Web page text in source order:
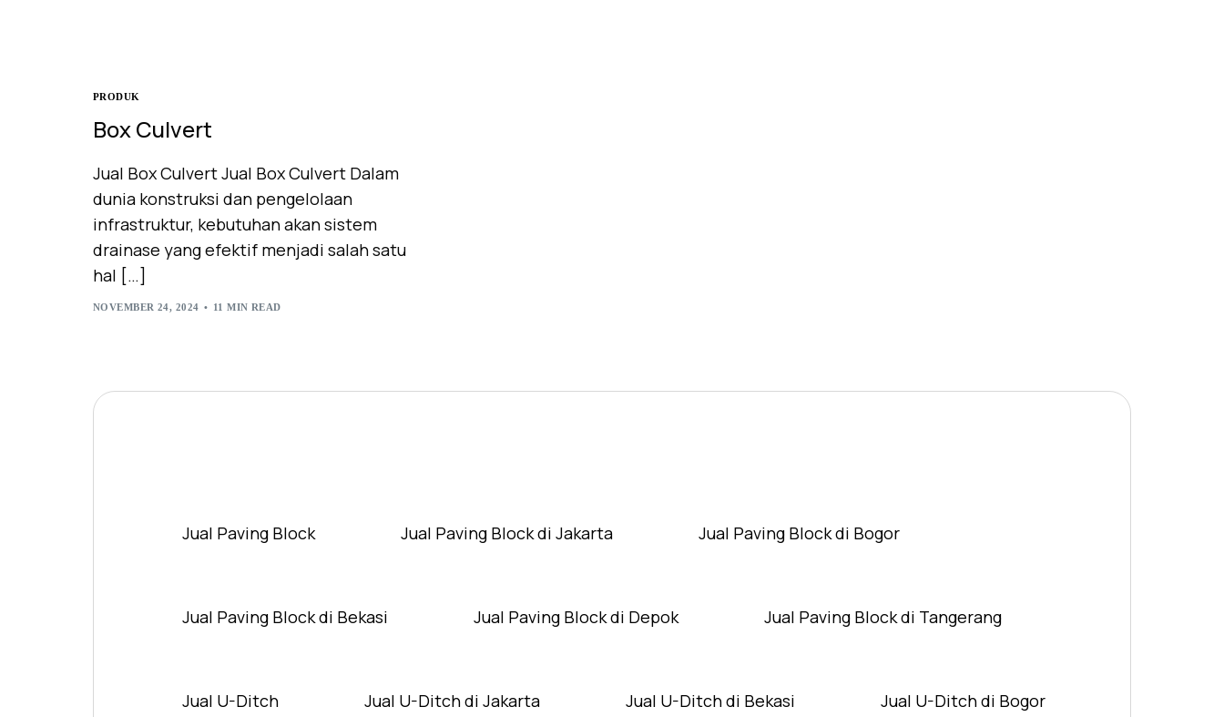
PRODUK
Box Culvert
Jual Box Culvert Jual Box Culvert Dalam
dunia konstruksi dan pengelolaan
infrastruktur, kebutuhan akan sistem
drainase yang efektif menjadi salah satu
hal […]
NOVEMBER 24, 2024 11 MIN READ
Jual Paving Block Jual Paving Block di Jakarta Jual Paving Block di Bogor
Jual Paving Block di Bekasi Jual Paving Block di Depok Jual Paving Block di Tangerang
Jual U-Ditch Jual U-Ditch di Jakarta Jual U-Ditch di Bekasi Jual U-Ditch di Bogor